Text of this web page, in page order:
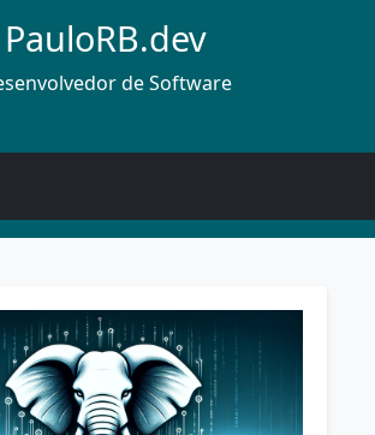
PauloRB.dev
de Software